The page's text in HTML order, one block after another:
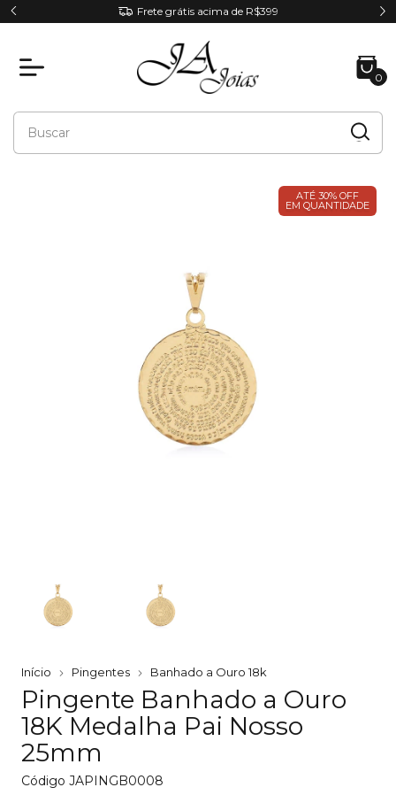
Frete grátis acima de R$399
0
ATÉ 30% OFF
EM QUANTIDADE
Início Pingentes Banhado a Ouro 18k
Pingente Banhado a Ouro
18K Medalha Pai Nosso
25mm
Código JAPINGB0008